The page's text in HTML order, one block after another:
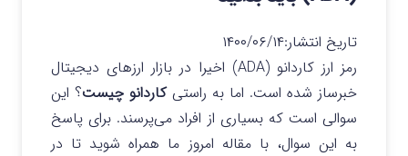
تاریخ انتشار:۱۴۰۰/۰۶/۱۴
رمز ارز کاردانو (ADA) اخیرا در بازار ارزهای دیجیتال
خبرساز شده است. اما به راستیکاردانو چیست؟ این
سوالی است که بسیاری از افراد می‌پرسند. برای پاسخ
به این سوال، با مقاله امروز ما همراه شوید تا در